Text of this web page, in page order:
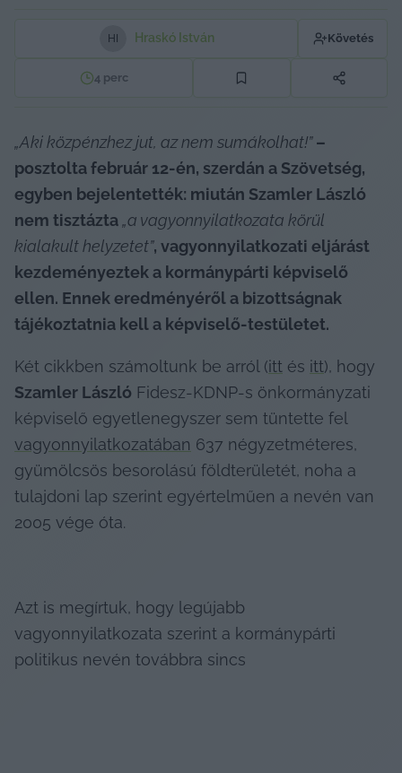
HI Hraskó István Követés
4perc
„Aki közpénzhez jut, az nem sumákolhat!” –
posztolta február 12-én, szerdán a Szövetség,
egyben bejelentették: miután Szamler László
nem tisztázta „a vagyonnyilatkozata körül
kialakult helyzetet”, vagyonnyilatkozati eljárást
kezdeményeztek a kormánypárti képviselő
ellen. Ennek eredményéről a bizottságnak
tájékoztatnia kell a képviselő-testületet.
Két cikkben számoltunk be arról (itt és itt
Szamler László Fidesz-KDNP-s önkormányzati
vagyonnyilatkozatában 637 négyzetméteres,
gyümölcsös besorolású földterületét, noha a
tulajdoni lap szerint egyértelműen a nevén van
2005 vége óta.
Azt is megírtuk, hogy legújabb
vagyonnyilatkozata szerint a kormánypárti
politikus nevén továbbra sincs